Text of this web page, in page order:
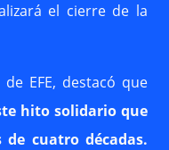
el cierre de la
EFE, destacó que
hito solidario que
cuatro décadas.